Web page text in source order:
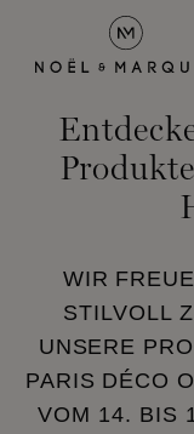
WIR
STILVOLL
UNSERE
PARIS DÉCO
VOM 14. BIS